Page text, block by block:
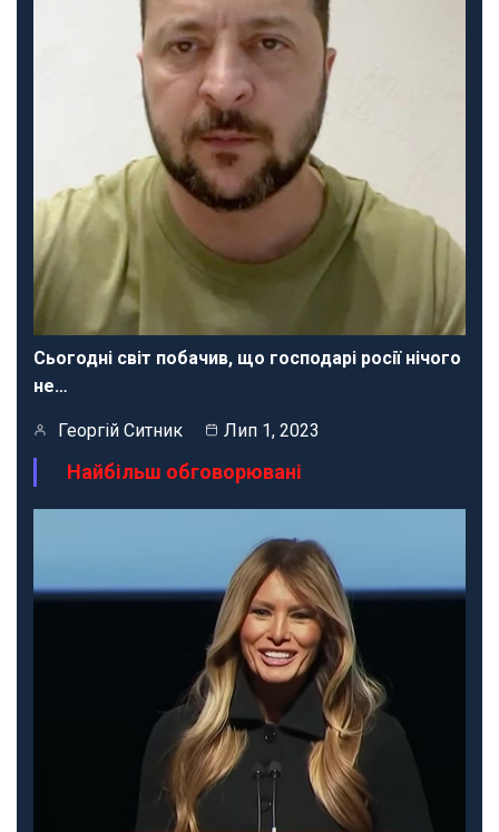
Сьогодні світ побачив, що господарі росії нічого
не…
Георгій Ситник Лип 1, 2023
Найбільш обговорювані